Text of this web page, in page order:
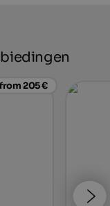
from 205 €